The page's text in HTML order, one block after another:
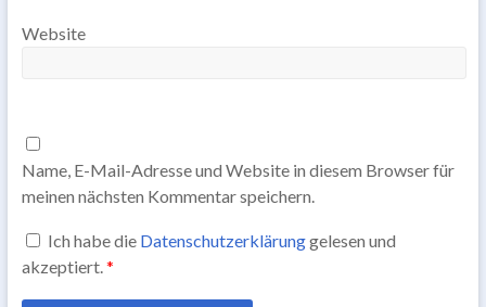
Website
Name, E-Mail-Adresse und Website in diesem Browser für
meinen nächsten Kommentar speichern.
Ich habe die Datenschutzerklärunggelesen und
akzeptiert.*